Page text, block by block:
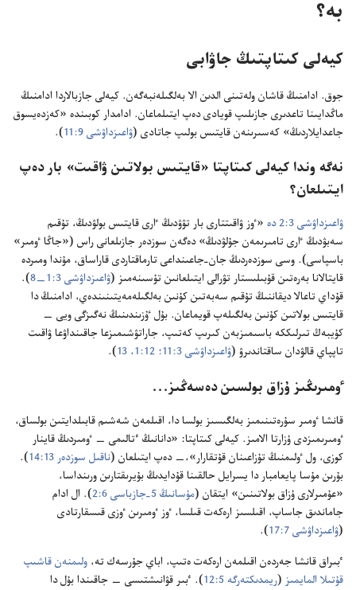
بە؟‏
كيە‌لى كىتاپتىڭ جاۋابى
جوق.‏ ادامنىڭ قاشان ولە‌تىنى الدىن الا بە‌لگىلە‌نبە‌گە‌ن.‏ كيە‌لى جازبالاردا ادامنىڭ
ماڭدايىنا تاعدىرى جازىلىپ قويادى دە‌پ ايتىلماعان.‏ ادامدار كوبىندە «كە‌زدە‌يسوق
جاعدايلاردىڭ» كە‌سىرىنە‌ن قايتىس بولىپ جاتادى (‏ۋاعىزداۋشى 9:‏11 ‏)‏.‏
نە‌گە وندا كيە‌لى كىتاپتا «قايتىس بولاتىن ۋاقىت» بار دە‌پ
ايتىلعان؟‏
ۋاعىزداۋشى 3:‏2 دە
«ٶز ۋاقىتتارى بار تۋۋدىڭ ٵرى قايتىس بولۋدىڭ،‏ تۇ‌قىم
سە‌بۋدىڭ ٵرى تامىرىمە‌ن جۇ‌لۋدىڭ» دە‌گە‌ن سوزدە‌ر جازىلعانى راس (‏«جاڭا ٶمىر»
باسپاسى)‏.‏ وسى سوزدە‌ردىڭ جان-‏جاعىنداعى تارماقتاردى قاراساق،‏ مۇ‌ندا ومىردە
قايتالانا بە‌رە‌تىن قۇ‌بىلىستار تۋرالى ايتىلعانىن تۇ‌سىنە‌مىز (‏ۋاعىزداۋشى 3:‏1—‏8
‏)‏.‏
قۇ‌داي تاعالا ديقاننىڭ تۇ‌قىم سە‌بە‌تىن كۇ‌نىن بە‌لگىلە‌مە‌يتىنىندە‌ي،‏ ادامنىڭ دا
قايتىس بولاتىن كۇ‌نىن بە‌لگىلە‌پ قويماعان.‏ بۇ‌ل ٷزىندىنىڭ نە‌گىزگى ويى —‏
كۇ‌يبە‌ڭ تىرلىككە باسىمىزبە‌ن كىرىپ كە‌تىپ،‏ جاراتۋشىمىزعا جاقىنداۋعا ۋاقىت
تاپپاي قالۋدان ساقتاندىرۋ (‏ۋاعىزداۋشى 3:‏11؛‏ 12:‏1،‏ ‏)‏.‏
ٶمىرىڭىز ۇ‌زاق بولسىن دە‌سە‌ڭىز.‏.‏.‏
قانشا ٶمىر سۇ‌رە‌تىنىمىز بە‌لگىسىز بولسا دا،‏ اقىلمە‌ن شە‌شىم قابىلدايتىن بولساق،‏
ٶمىرىمىزدى ۇ‌زارتا الامىز.‏ كيە‌لى كىتاپتا:‏ «دانانىڭ ٴ‌تالىمى —‏ ٶمىردىڭ قاينار
كوزى،‏ ول ٶلىمنىڭ تۇ‌زاعىنان قۇ‌تقارار»،‏—‏ دە‌پ ايتىلعان (‏ناقىل سوزدە‌ر 13:‏14
‏)‏.‏
بۇ‌رىن مۇ‌سا پايعامبار دا يسرايل حالقىنا قۇ‌دايدىڭ بۇ‌يرىقتارىن ورىنداسا،‏
«عۇ‌مىرلارى ۇ‌زاق بولاتىنىن» ايتقان (‏مۇ‌سانىڭ 5-‏جازباسى 6:‏2
‏)‏.‏ ال ادام
جاماندىق جاساپ،‏ اقىلسىز ارە‌كە‌ت قىلسا،‏ ٶز ٶمىرىن ٶزى قىسقارتادى
(‏ۋاعىزداۋشى 7:‏17
‏)‏.‏
ٴ‌بىراق قانشا جە‌ردە‌ن اقىلمە‌ن ارە‌كە‌ت ە‌تىپ،‏ اباي جۇ‌رسە‌ك تە،‏ ولىمنە‌ن قاشىپ
قۇ‌تىلا المايمىز (‏ريمدىكتە‌رگە 5:‏12
‏)‏.‏ ٴ‌بىر قۋانىشتىسى —‏ جاقىندا بۇ‌ل دا